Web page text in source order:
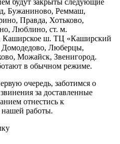
будут закрыты следующие
Бужаниново, Реммаш,
Правда, Хотьково,
Люблино, ст. м.
Каширское ш. ТЦ «Каширский
Домодедово, Люберцы,
Можайск, Звенигород.
в обычном режиме.
очередь, заботимся о
за доставленные
отнестись к
работы.